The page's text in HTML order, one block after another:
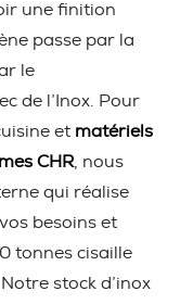
une finition
passe par la
le
de l’Inox. Pour
et matériels
CHR , nous
qui réalise
besoins et
tonnes cisaille
stock d’inox